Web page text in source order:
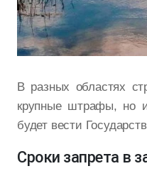
В разных областях
крупные штрафы, но и
будет вести
Сроки запрета в